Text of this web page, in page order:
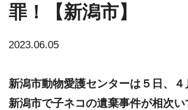
罪！【新潟市】
2023.06.05
新潟市動物愛護センターは５日、
新潟市で子ネコの遺棄事件が相次